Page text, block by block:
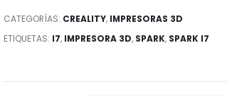
CATEGORÍAS: CREALITY, IMPRESORAS 3D
ETIQUETAS: I7, IMPRESORA 3D, SPARK, SPARK I7